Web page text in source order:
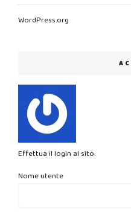
WordPress.org
Effettua il login al sito.
Nome utente